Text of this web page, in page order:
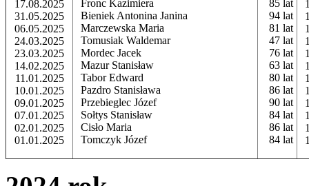
17.08.2025
31.05.2025
06.05.2025
24.03.2025
23.03.2025
14.02.2025
11.01.2025
10.01.2025
09.01.2025
07.01.2025
02.01.2025
01.01.2025
Fronc Kazimiera
Bieniek Antonina Janina
Marczewska Maria
Tomusiak Waldemar
Mordec Jacek
Mazur Stanisław
Tabor Edward
Pazdro Stanisława
Przebieglec Józef
Sołtys Stanisław
Cisło Maria
Tomczyk Józef
85 lat
94 lat
81 lat
47 lat
76 lat
63 lat
80 lat
86 lat
90 lat
84 lat
86 lat
84 lat